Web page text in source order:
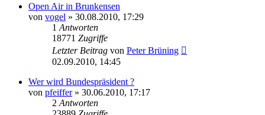
Open Air in Brunkensen
von vogel » 30.08.2010, 17:29
1 Antworten
18771 Zugriffe
Letzter Beitrag von Peter Brüning
02.09.2010, 14:45
Wer wird Bundespräsident ?
von pfeiffer» 30.06.2010, 17:17
2 Antworten